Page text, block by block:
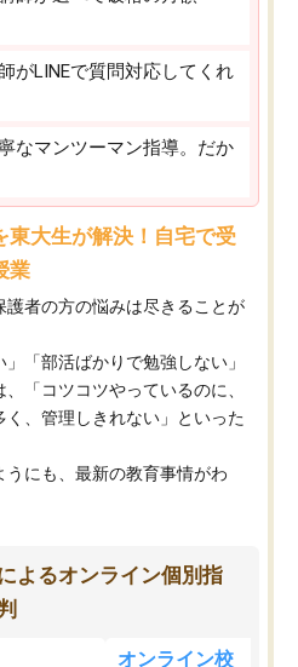
がLINEで質問対応してくれ
なマンツーマン指導。だか
東大生が解決！自宅で受
業
護者の方の悩みは尽きることが
」「部活ばかりで勉強しない」
、「コツコツやっているのに、
、管理しきれない」といった
にも、最新の教育事情がわ
よるオンライン個別指
オンライン校